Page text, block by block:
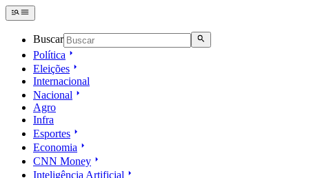
Buscar
Política
Eleições
Internacional
Nacional
Agro
Infra
Esportes
Economia
CNN Money
Inteligência Artificial